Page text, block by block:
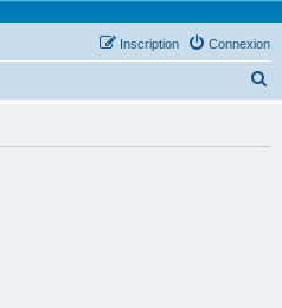
Connexion
Inscription